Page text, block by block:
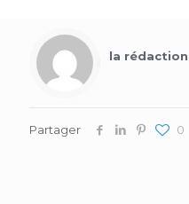
Partager 0
la rédaction